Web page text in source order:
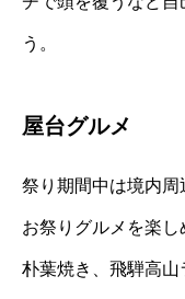
う。
屋台グルメ
祭り期間中は境内
お祭りグルメを楽
朴葉焼き、飛騨高